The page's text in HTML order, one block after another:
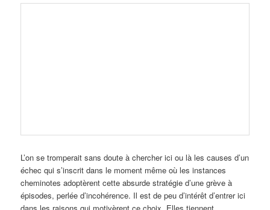
L’on se tromperait sans doute à chercher ici ou là les causes d’un
échec qui s’inscrit dans le moment même où les instances
cheminotes adoptèrent cette absurde stratégie d’une grève à
épisodes, perlée d’incohérence. Il est de peu d’intérêt d’entrer ici